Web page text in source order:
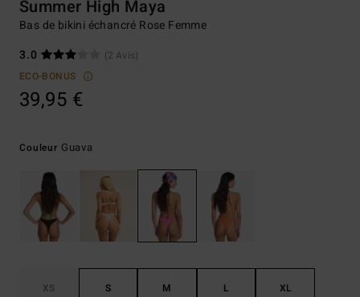
Summer High Maya
Bas de bikini échancré Rose Femme
3.0
(2 Avis)
ECO-BONUS
39,95 €
Couleur Guava
XS S M L XL